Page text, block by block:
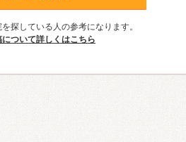
探している人の参考になります。
について詳しくはこちら